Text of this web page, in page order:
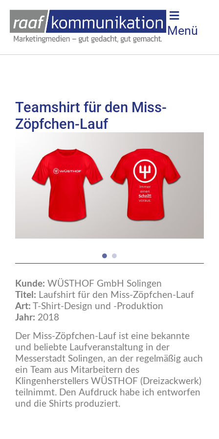
Menü
Teamshirt für den Miss-
Zöpfchen-Lauf
Der Miss-Zöpfchen-Lauf ist eine bekannte
und beliebte Laufveranstaltung in der
Messerstadt Solingen, an der regelmäßig auch
ein Team aus Mitarbeitern des
Klingenherstellers WÜSTHOF (Dreizackwerk)
teilnimmt. Den Aufdruck habe ich entworfen
und die Shirts produziert.
Kunde: WÜSTHOF GmbH Solingen
Titel: Laufshirt für den Miss-Zöpfchen-Lauf
Art: T-Shirt-Design und -Produktion
Jahr: 2018